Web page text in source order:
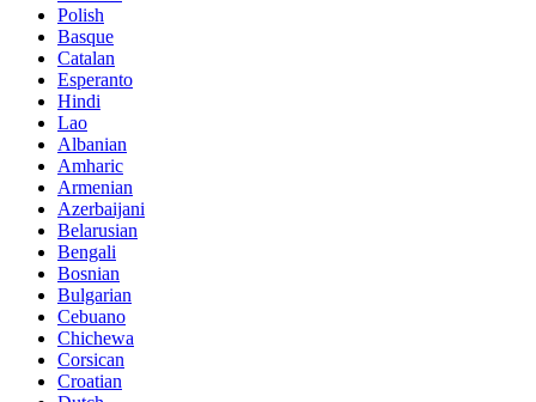
Polish
Basque
Catalan
Esperanto
Hindi
Lao
Albanian
Amharic
Armenian
Azerbaijani
Belarusian
Bengali
Bosnian
Bulgarian
Cebuano
Chichewa
Corsican
Croatian